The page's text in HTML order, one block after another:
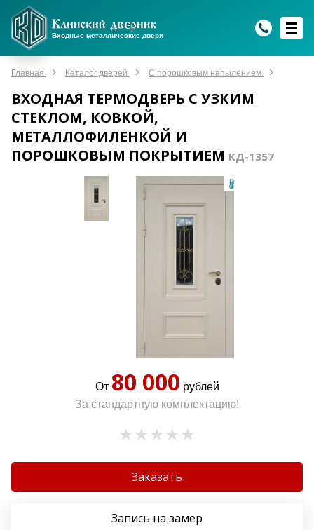
Входные металлические двери
Главная Каталог дверей С порошковым напылением
ВХОДНАЯ ТЕРМОДВЕРЬ С УЗКИМ
СТЕКЛОМ, КОВКОЙ,
МЕТАЛЛОФИЛЕНКОЙ И
ПОРОШКОВЫМ ПОКРЫТИЕМ КД-1357
От 80 000 рублей
За стандартную комплектацию!
Заказать
Запись на замер
Max
Мы онлайн!
WhatsApp
Мы онлайн!
Telegram
Мы онлайн!
Max
Мы онлайн!
WhatsApp
Мы онлайн!